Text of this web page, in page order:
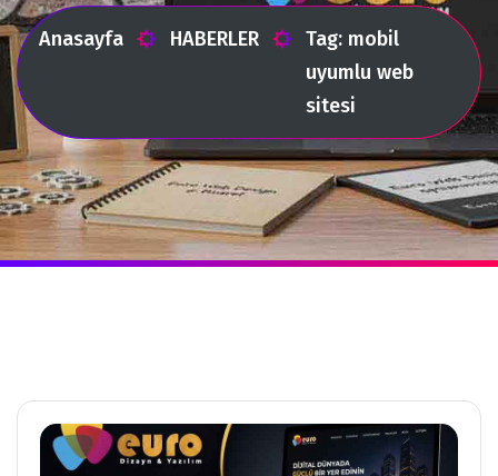
Anasayfa HABERLER
Tag: mobil
uyumlu web
sitesi